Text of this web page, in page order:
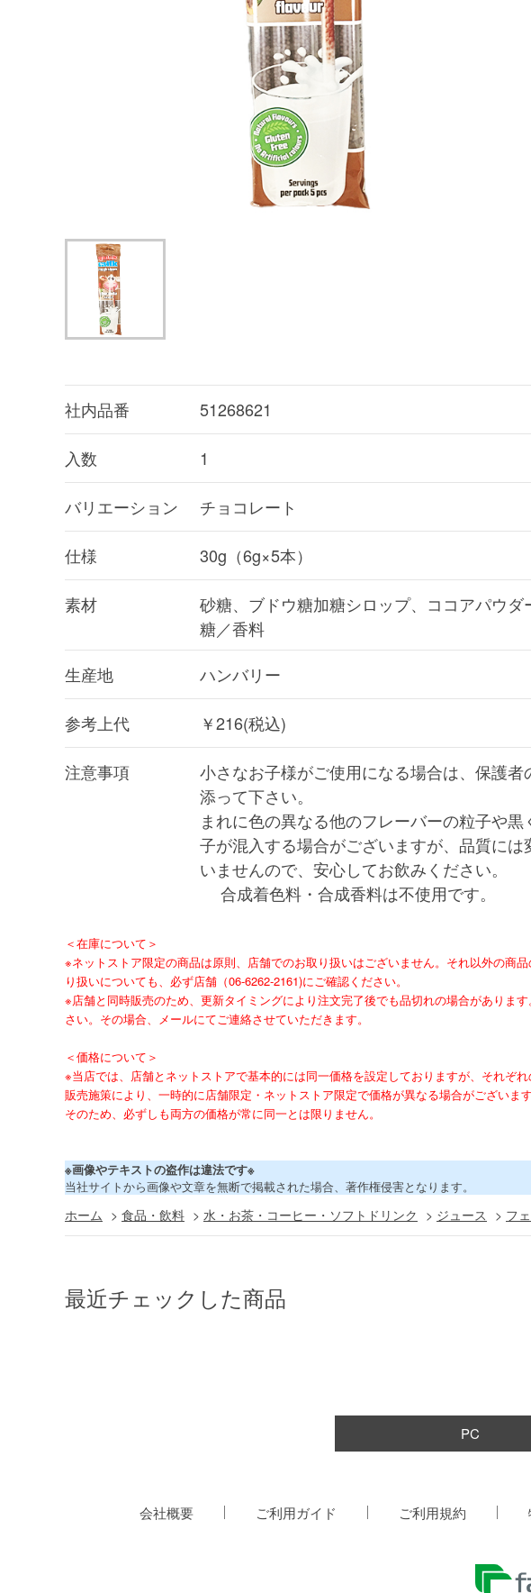
社内品番 51268621
入数 1
バリエーション チョコレート
仕様 30g（6g×5本）
素材
砂糖、ブドウ糖加糖シロップ、ココアパウダ
糖／香料
生産地
ハンバリー
参考上代 ￥216(税込)
注意事項
小さなお子様がご使用になる場合は、保護者
添って下さい。
まれに色の異なる他のフレーバーの粒子や黒
子が混入する場合がございますが、品質には
いませんので、安心してお飲みください。
合成着色料・合成香料は不使用です。
＜在庫について＞
※ネットストア限定の商品は原則、店舗でのお取り扱いはございません。それ以外の商
り扱いについても、必ず店舗（06-6262-2161)にご確認ください。
※店舗と同時販売のため、更新タイミングにより注文完了後でも品切れの場合がありま
さい。その場合、メールにてご連絡させていただきます。
＜価格について＞
※当店では、店舗とネットストアで基本的には同一価格を設定しておりますが、それぞ
販売施策により、一時的に店舗限定・ネットストア限定で価格が異なる場合がございます
そのため、必ずしも両方の価格が常に同一とは限りません。
※画像やテキストの盗作は違法です※
当社サイトから画像や文章を無断で掲載された場合、著作権侵害となります。
ホーム > 食品・飲料 > 水・お茶・コーヒー・ソフトドリンク > ジュース > フ
最近チェックした商品
PC
会社概要 ご利用ガイド ご利用規約